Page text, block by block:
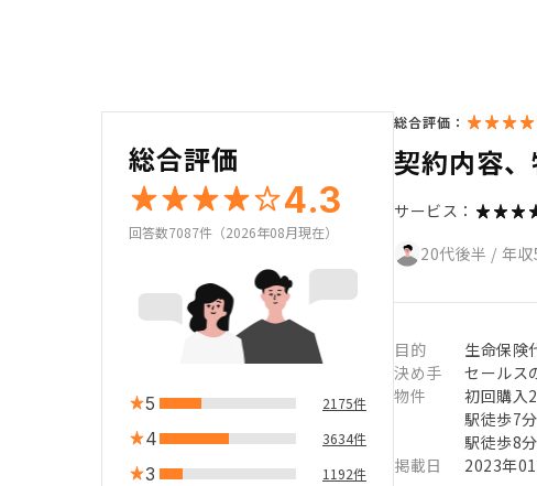
総合評価
4.3
回答数7087件（2026年08月現在）
5 2175件
4 3634件
3 1192件
総合評価：
契約内容
サービス：
20代後半 / 年
目的
生命保険
決め手
セールス
物件
初回購入
駅徒歩7
駅徒歩8
掲載日
2023年